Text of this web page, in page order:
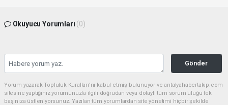
Okuyucu Yorumları (0)
Gönder
Yorum yazarak Topluluk Kuralları’nı kabul etmiş bulunuyor ve antalyahabertakip.com
sitesine yaptığınız yorumunuzla ilgili doğrudan veya dolaylı tüm sorumluluğu tek
başınıza üstleniyorsunuz. Yazılan tüm yorumlardan site yönetimi hiçbir şekilde